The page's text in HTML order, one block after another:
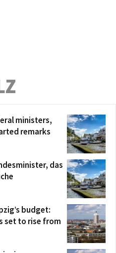
ministers,
remarks
das
budget:
set to rise from